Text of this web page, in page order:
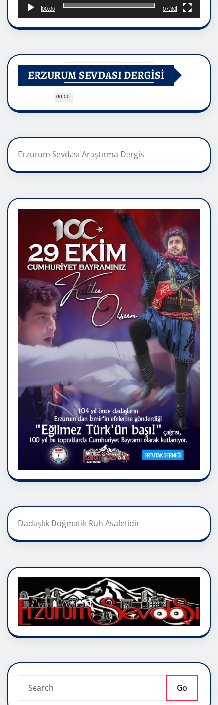
00:00
00:00
07:30
ERZURUM SEVDASI DERGİSİ
Erzurum Sevdası Araştırma Dergisi
Dadaşlık Doğmatik Ruh Asaletidir
Go